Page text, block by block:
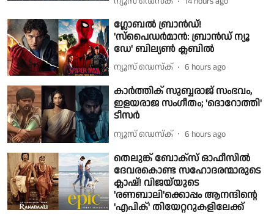
ഗ്ലോബൽ ബ്രാൻഡ്!
'സ്പൈഡർമാൻ: ബ്രാൻഡ് ന്യൂ
ഡേ' ബില്യൺ ക്ലബിൽ
ന്യൂസ് ഡെസ്ക് 6 hours ago
കാർത്തിക് സുബ്ബരാജ് സംഭവം,
ഇളയരാജ സംഗീതം; 'ദൊറോത്തി'
ടീസർ
ന്യൂസ് ഡെസ്ക് 6 hours ago
തെലുങ്ക് ബോക്സ് ഓഫീസിൽ
ദേവരകൊണ്ട സഹോദരന്മാരുടെ
ക്ലാഷ്! വിജയ്‌യുടെ
'രണബാലി'ക്കൊപ്പം ആനന്ദിന്റെ
'എപിക്' തിയേറ്ററുകളിലേക്ക്